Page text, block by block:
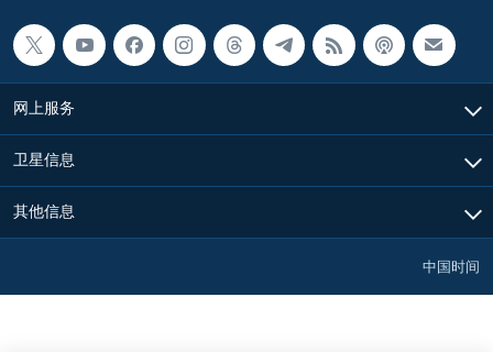
网上服务
卫星信息
其他信息
中国时间